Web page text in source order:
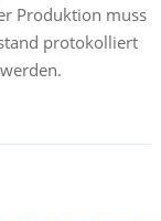
Produktion muss
protokolliert